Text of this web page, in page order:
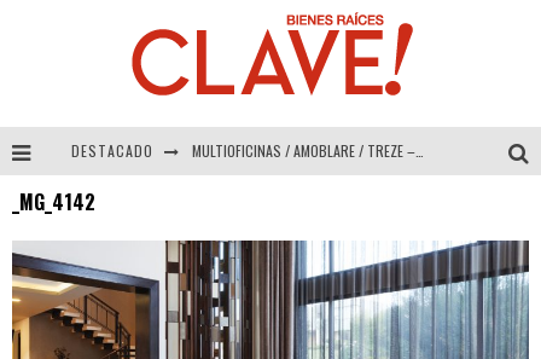
DESTACADO MULTIOFICINAS / AMOBLARE / TREZE – Especial Interiorismo & Decoración 2026
ADRIANA HOYOS DESIGN STUDIO – Especial Interiorismo & Decoración 2026
_MG_4142